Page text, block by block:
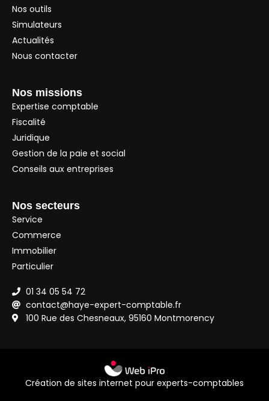
Nos outils
Simulateurs
Actualités
Nous contacter
Nos missions
Expertise comptable
Fiscalité
Juridique
Gestion de la paie et social
Conseils aux entreprises
Nos secteurs
Service
Commerce
Immobilier
Particulier
01 34 05 54 72
contact@haye-expert-comptable.fr
100 Rue des Chesneaux, 95160 Montmorency
Création de sites internet pour experts-comptables